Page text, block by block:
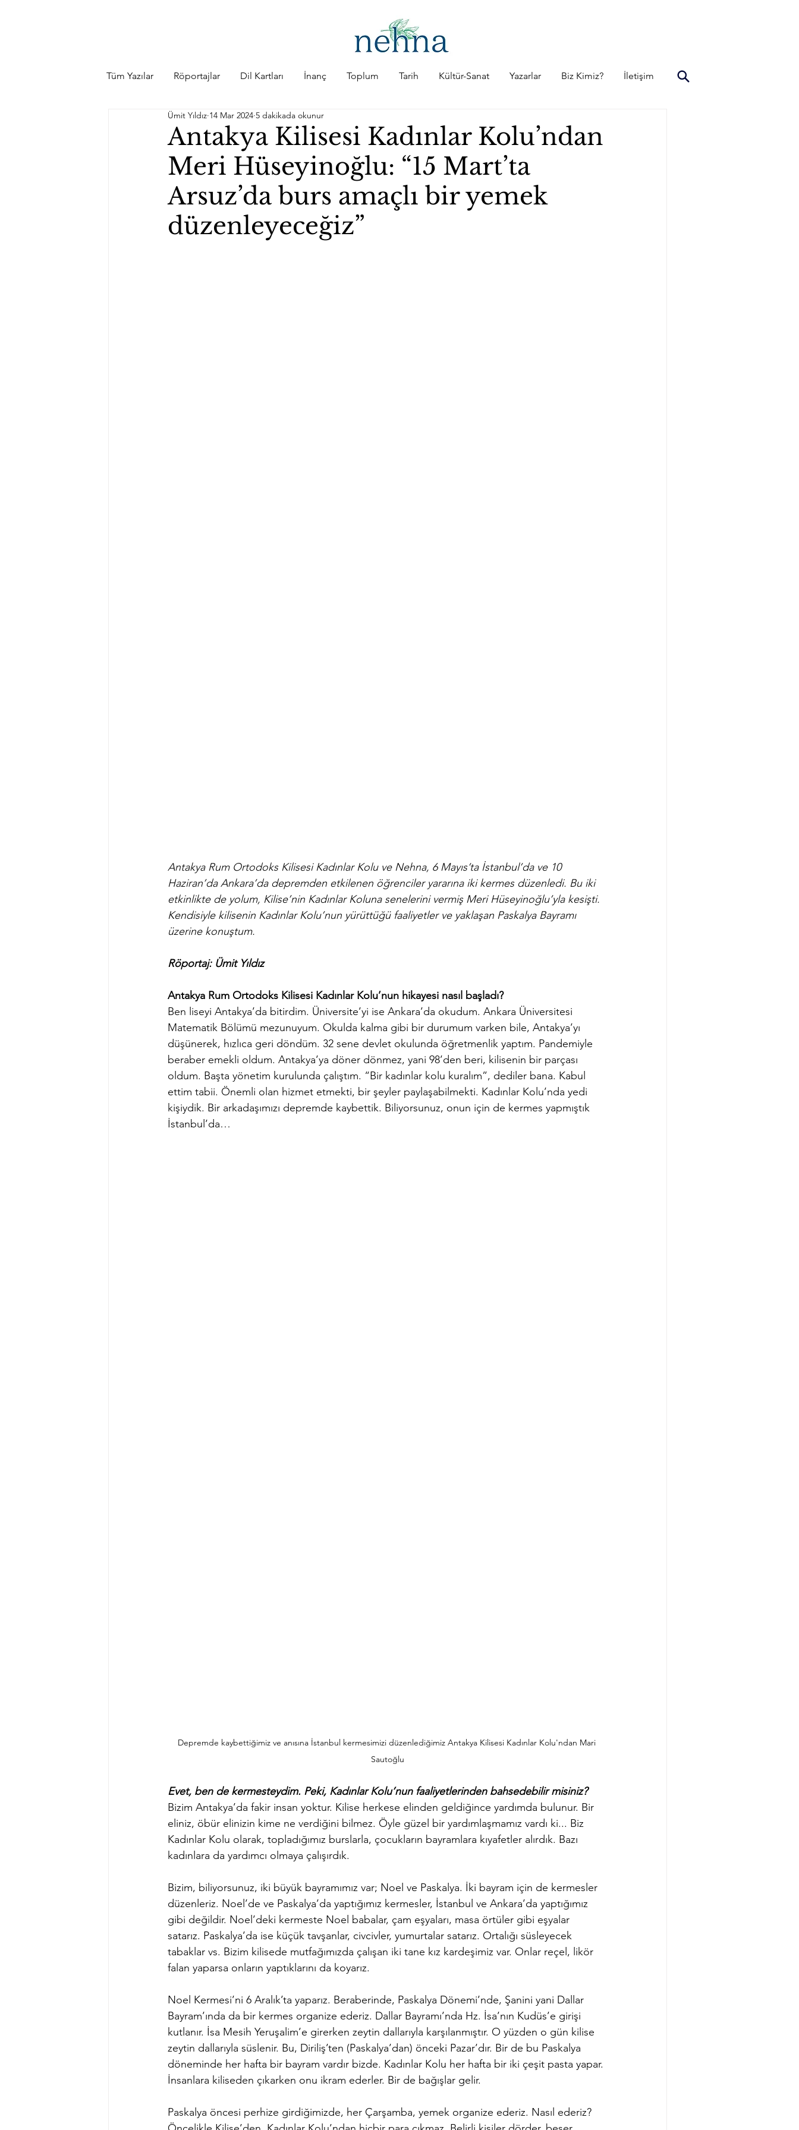
Tüm Yazılar Röportajlar Dil Kartları İnanç Toplum Tarih Kültür-Sanat Yazarlar Biz Kimiz? İletişim
Antakya Kilisesi Kadınlar Kolu’ndan
Meri Hüseyinoğlu: “15 Mart’ta
Arsuz’da burs amaçlı bir yemek
düzenleyeceğiz”
Ümit Yıldız 14 Mar 2024 5 dakikada okunur
Antakya Rum Ortodoks Kilisesi Kadınlar Kolu ve Nehna, 6 Mayıs’ta İstanbul’da ve 10
Haziran’da Ankara’da depremden etkilenen öğrenciler yararına iki kermes düzenledi. Bu iki
etkinlikte de yolum, Kilise’nin Kadınlar Koluna senelerini vermiş Meri Hüseyinoğlu’yla kesişti.
Kendisiyle kilisenin Kadınlar Kolu’nun yürüttüğü faaliyetler ve yaklaşan Paskalya Bayramı
üzerine konuştum.
Röportaj: Ümit Yıldız
Antakya Rum Ortodoks Kilisesi Kadınlar Kolu’nun hikayesi nasıl başladı?
Ben liseyi Antakya’da bitirdim. Üniversite’yi ise Ankara’da okudum. Ankara Üniversitesi
Matematik Bölümü mezunuyum. Okulda kalma gibi bir durumum varken bile, Antakya’yı
düşünerek, hızlıca geri döndüm. 32 sene devlet okulunda öğretmenlik yaptım. Pandemiyle
beraber emekli oldum. Antakya’ya döner dönmez, yani 98’den beri, kilisenin bir parçası
oldum. Başta yönetim kurulunda çalıştım. “Bir kadınlar kolu kuralım”, dediler bana. Kabul
ettim tabii. Önemli olan hizmet etmekti, bir şeyler paylaşabilmekti. Kadınlar Kolu’nda yedi
kişiydik. Bir arkadaşımızı depremde kaybettik. Biliyorsunuz, onun için de kermes yapmıştık
İstanbul’da…
Depremde kaybettiğimiz ve anısına İstanbul kermesimizi düzenlediğimiz Antakya Kilisesi Kadınlar Kolu'ndan Mari
Sautoğlu
Evet, ben de kermesteydim. Peki, Kadınlar Kolu’nun faaliyetlerinden bahsedebilir misiniz?
Bizim Antakya’da fakir insan yoktur. Kilise herkese elinden geldiğince yardımda bulunur. Bir
eliniz, öbür elinizin kime ne verdiğini bilmez. Öyle güzel bir yardımlaşmamız vardı ki... Biz
Kadınlar Kolu olarak, topladığımız burslarla, çocukların bayramlara kıyafetler alırdık. Bazı
kadınlara da yardımcı olmaya çalışırdık.
Bizim, biliyorsunuz, iki büyük bayramımız var; Noel ve Paskalya. İki bayram için de kermesler
düzenleriz. Noel’de ve Paskalya’da yaptığımız kermesler, İstanbul ve Ankara’da yaptığımız
gibi değildir. Noel’deki kermeste Noel babalar, çam eşyaları, masa örtüler gibi eşyalar
satarız. Paskalya’da ise küçük tavşanlar, civcivler, yumurtalar satarız. Ortalığı süsleyecek
tabaklar vs. Bizim kilisede mutfağımızda çalışan iki tane kız kardeşimiz var. Onlar reçel, likör
falan yaparsa onların yaptıklarını da koyarız.
Noel Kermesi’ni 6 Aralık’ta yaparız. Beraberinde, Paskalya Dönemi’nde, Şanini yani Dallar
Bayram’ında da bir kermes organize ederiz. Dallar Bayramı’nda Hz. İsa’nın Kudüs’e girişi
kutlanır. İsa Mesih Yeruşalim’e girerken zeytin dallarıyla karşılanmıştır. O yüzden o gün kilise
zeytin dallarıyla süslenir. Bu, Diriliş’ten (Paskalya’dan) önceki Pazar’dır. Bir de bu Paskalya
döneminde her hafta bir bayram vardır bizde. Kadınlar Kolu her hafta bir iki çeşit pasta yapar.
İnsanlara kiliseden çıkarken onu ikram ederler. Bir de bağışlar gelir.
Paskalya öncesi perhize girdiğimizde, her Çarşamba, yemek organize ederiz. Nasıl ederiz?